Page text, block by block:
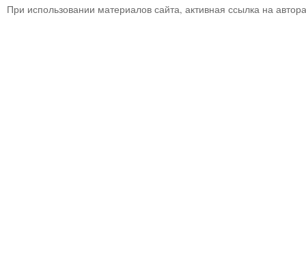
При использовании материалов сайта, активная ссылка на